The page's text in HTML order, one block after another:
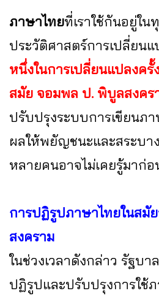
ภาษาไทยที่เราใช้กันอยู่ใ
ประวัติศาสตร์การเปลี่ยน
หนึ่งในการเปลี่ยนแปลงค
สมัย จอมพล ป. พิบูลสงคร
ปรับปรุงระบบการเขียนภ
ผลให้พยัญชนะและสระบา
หลายคนอาจไม่เคยรู้มาก่อ
การปฏิรูปภาษาไทยในสมั
สงคราม
ในช่วงเวลาดังกล่าว รัฐบ
ปฏิรูปและปรับปรุงการใช้